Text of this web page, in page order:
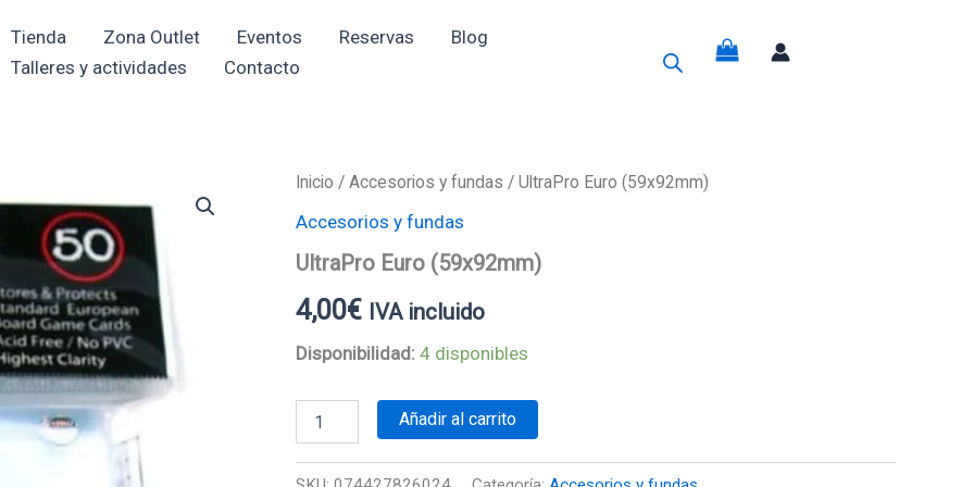
Tienda Zona Outlet Eventos Reservas
Blog
Talleres y actividades
Contacto
Inicio / Accesorios y fundas / UltraPro Euro (59x92mm)
Accesorios y fundas
UltraPro Euro (59x92mm)
4,00€ IVA incluido
Disponibilidad: 4 disponibles
UltraPro
(59x92mm)
Añadir al carrito